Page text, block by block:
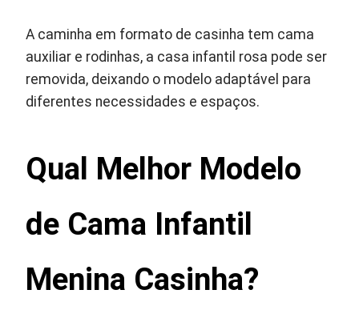
A caminha em formato de casinha tem cama
auxiliar e rodinhas, a casa infantil rosa pode ser
removida, deixando o modelo adaptável para
diferentes necessidades e espaços.
Qual Melhor Modelo
de Cama Infantil
Menina Casinha?